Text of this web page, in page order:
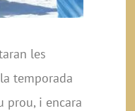
les
temporada
prou, i encara